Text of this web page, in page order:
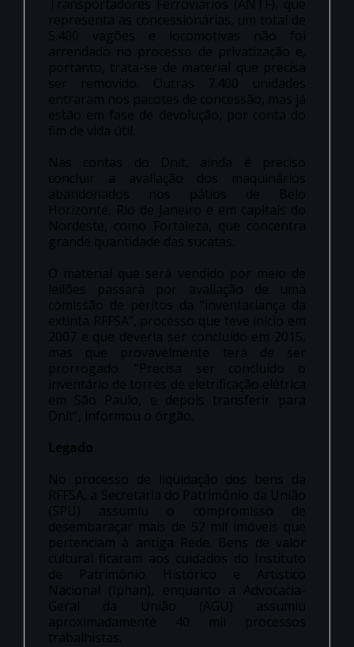
Transportadores Ferroviários (ANTF), que
representa as concessionárias, um total de
5.400 vagões e locomotivas não foi
arrendado no processo de privatização e,
portanto, trata-se de material que precisa
ser removido. Outras 7.400 unidades
entraram nos pacotes de concessão, mas já
estão em fase de devolução, por conta do
fim de vida útil.
Nas contas do Dnit, ainda é preciso
concluir a avaliação dos maquinários
abandonados nos pátios de Belo
Horizonte, Rio de Janeiro e em capitais do
Nordeste, como Fortaleza, que concentra
grande quantidade das sucatas.
O material que será vendido por meio de
leilões passará por avaliação de uma
comissão de peritos da “inventariança da
extinta RFFSA”, processo que teve início em
2007 e que deveria ser concluído em 2015,
mas que provavelmente terá de ser
prorrogado. “Precisa ser concluído o
inventário de torres de eletrificação elétrica
em São Paulo, e depois transferir para
Dnit”, informou o órgão.
Legado
No processo de liquidação dos bens da
RFFSA, a Secretaria do Patrimônio da União
(SPU) assumiu o compromisso de
desembaraçar mais de 52 mil imóveis que
pertenciam à antiga Rede. Bens de valor
cultural ficaram aos cuidados do Instituto
de Patrimônio Histórico e Artístico
Nacional (Iphan), enquanto a Advocacia-
Geral da União (AGU) assumiu
aproximadamente 40 mil processos
trabalhistas.